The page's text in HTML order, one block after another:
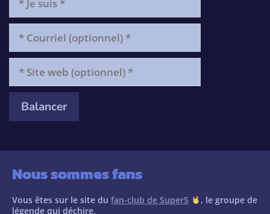
suis
Courriel
(optionnel)
Site
web
(optionnel)
Nous sommes fans
Vous êtes sur le site du fan-club de Super5
, le groupe de
légende qui déchire.